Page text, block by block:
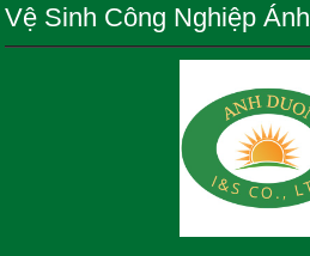
Vệ Sinh Công Nghiệp